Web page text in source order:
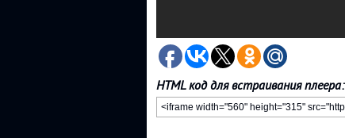
HTML код для встраивания плеера: